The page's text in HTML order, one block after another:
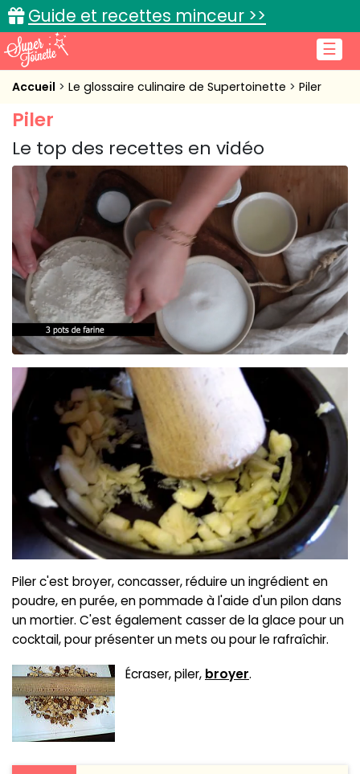
☰
Guide et recettes minceur >>
Accueil
Recettes de cuisine
Cuisine pratique
L'actu cuisine
Connexion
Accueil Le glossaire culinaire de Supertoinette Piler
Piler
Le top des recettes en vidéo
Piler c'est broyer, concasser, réduire un ingrédient en
poudre, en purée, en pommade à l'aide d'un pilon dans
un mortier. C'est également casser de la glace pour un
cocktail, pour présenter un mets ou pour le rafraîchir.
Écraser, piler, broyer.